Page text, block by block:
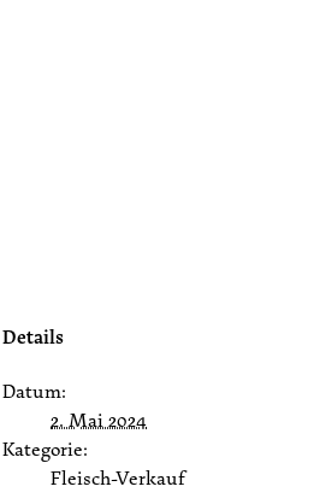
Details
Datum:
2. Mai 2024
Kategorie:
Fleisch-Verkauf